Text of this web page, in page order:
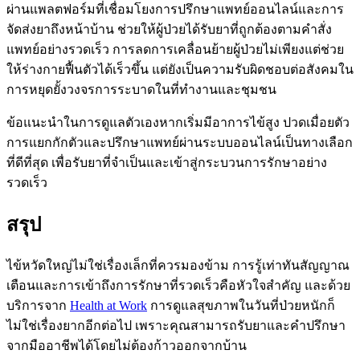
ผ่านแพลตฟอร์มที่เชื่อมโยงการปรึกษาแพทย์ออนไลน์และการ
จัดส่งยาถึงหน้าบ้าน ช่วยให้ผู้ป่วยได้รับยาที่ถูกต้องตามคำสั่ง
แพทย์อย่างรวดเร็ว การลดการเคลื่อนย้ายผู้ป่วยไม่เพียงแต่ช่วย
ให้ร่างกายฟื้นตัวได้เร็วขึ้น แต่ยังเป็นความรับผิดชอบต่อสังคมใน
การหยุดยั้งวงจรการระบาดในที่ทำงานและชุมชน
ข้อแนะนำในการดูแลตัวเองหากเริ่มมีอาการไข้สูง ปวดเมื่อยตัว
การแยกกักตัวและปรึกษาแพทย์ผ่านระบบออนไลน์เป็นทางเลือก
ที่ดีที่สุด เพื่อรับยาที่จำเป็นและเข้าสู่กระบวนการรักษาอย่าง
รวดเร็ว
สรุป
ไข้หวัดใหญ่ไม่ใช่เรื่องเล็กที่ควรมองข้าม การรู้เท่าทันสัญญาณ
เตือนและการเข้าถึงการรักษาที่รวดเร็วคือหัวใจสำคัญ และด้วย
บริการจาก Health at Work การดูแลสุขภาพในวันที่ป่วยหนักก็
ไม่ใช่เรื่องยากอีกต่อไป เพราะคุณสามารถรับยาและคำปรึกษา
จากมืออาชีพได้โดยไม่ต้องก้าวออกจากบ้าน